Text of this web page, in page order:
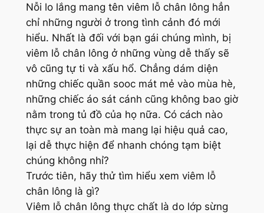
Nỗi lo lắng mang tên viêm lỗ chân lông hẳn
chỉ những người ở trong tình cảnh đó mới
hiểu. Nhất là đối với bạn gái chúng mình, bị
viêm lỗ chân lông ở những vùng dễ thấy sẽ
vô cũng tự ti và xấu hổ. Chẳng dám diện
những chiếc quần sooc mát mẻ vào mùa hè,
những chiếc áo sát cánh cũng không bao giờ
nằm trong tủ đồ của họ nữa. Có cách nào
thực sự an toàn mà mang lại hiệu quả cao,
lại dễ thực hiện để nhanh chóng tạm biệt
chúng không nhỉ?
Trước tiên, hãy thử tìm hiểu xem viêm lỗ
chân lông là gì?
Viêm lỗ chân lông thực chất là do lớp sừng